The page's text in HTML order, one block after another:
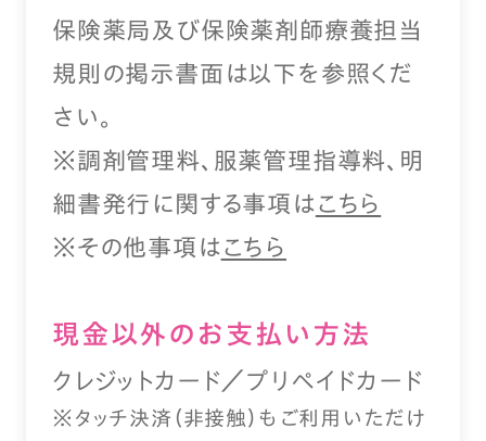
保険薬局及び保険薬剤師療養担当
規則の掲示書面は以下を参照くだ
さい。
※調剤管理料、服薬管理指導料、明
細書発行に関する事項は こちら
※その他事項は こちら
現⾦以外のお⽀払い⽅法
クレジットカード／プリペイドカード
※タッチ決済（⾮接触）もご利⽤いただけ